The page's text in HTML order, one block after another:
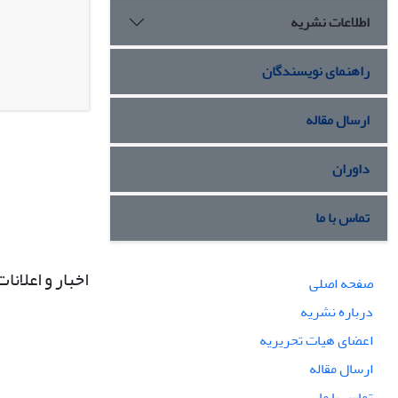
اطلاعات نشریه
راهنمای نویسندگان
ارسال مقاله
داوران
تماس با ما
صفحه اصلی
درباره نشریه
اعضای هیات تحریریه
ارسال مقاله
اخبار و